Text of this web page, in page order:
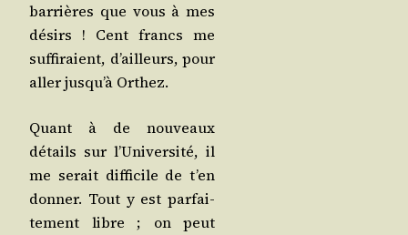
bar­rières que vous à mes
dési­rs ! Cent francs me
suf­fi­raient, d’ailleurs, pour
aller jus­qu’à Orthez.
Quant à de nou­veaux
détails sur l’U­ni­ver­si­té, il
me serait dif­fi­cile de t’en
don­ner. Tout y est par­fai­
te­ment libre ; on peut